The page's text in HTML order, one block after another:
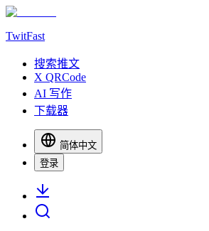
TwitFast
搜索推文
X QRCode
AI 写作
下载器
简体中文
登录